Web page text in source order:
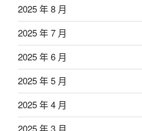
2025 年 8 月
2025 年 7 月
2025 年 6 月
2025 年 5 月
2025 年 4 月
2025 年 3 月